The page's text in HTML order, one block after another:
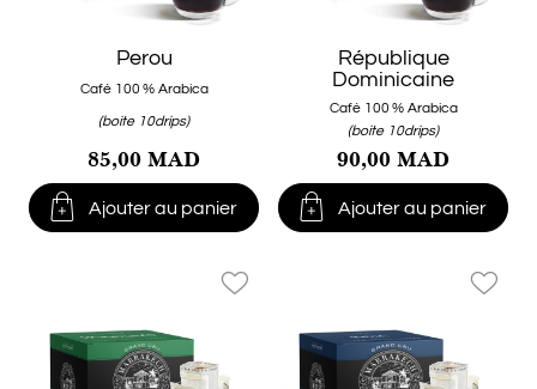
Perou
Café 100 % Arabica
(boite 10drips)
85,00 MAD
 Ajouter au panier
République
Dominicaine
Café 100 % Arabica
(boite 10drips)
90,00 MAD
 Ajouter au panier
favorite_border favorite_border